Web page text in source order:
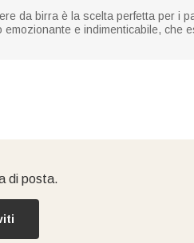
da birra è la scelta perfetta per i
e indimenticabile, che
di posta.